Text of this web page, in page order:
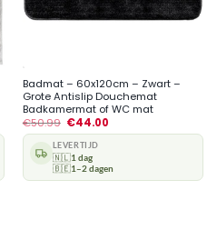
Badmat – 60x120cm – Zwart –
Grote Antislip Douchemat
Badkamermat of WC mat
€50.99 €44.00
LEVERTIJD
🇳🇱1 dag
🇧🇪1–2 dagen